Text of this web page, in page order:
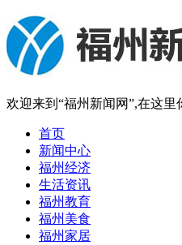
欢迎来到“福州新闻网”,在这
首页
新闻中心
福州经济
生活资讯
福州教育
福州美食
福州家居